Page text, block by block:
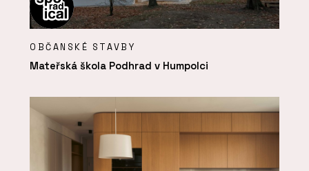
OBČANSKÉ STAVBY
Mateřská škola Podhrad v Humpolci